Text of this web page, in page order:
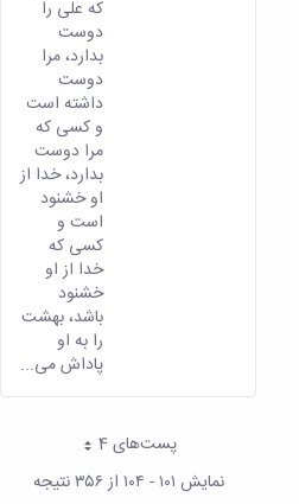
که علی را
دوست
بدارد، مرا
دوست
داشته است
و کسی که
مرا دوست
بدارد، خدا از
او خشنود
است و
کسی که
خدا از او
خشنود
باشد، بهشت
را به او
پاداش می...
پست‌‌های 4هر صفحه
نمایش ۱۰۱ - ۱۰۴ از ۳۵۶ نتیجه